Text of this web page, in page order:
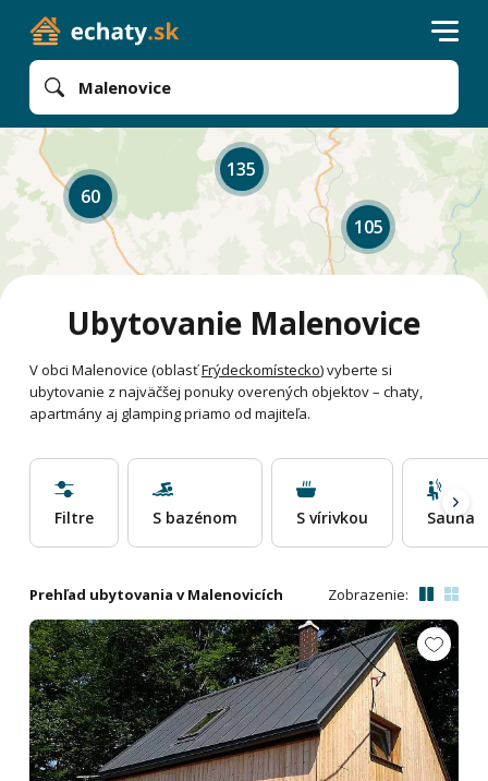
Malenovice
60
135
105
Ubytovanie Malenovice
V obci Malenovice (oblasťFrýdeckomístecko) vyberte si
ubytovanie z najväčšej ponuky overených objektov – chaty,
apartmány aj glamping priamo od majiteľa.
Filtre S bazénom S vírivkou Sauna
Prehľad ubytovania v Malenovicích Zobrazenie: